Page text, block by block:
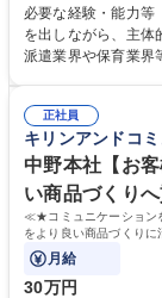
善をお任せ。 【教育制度】ご入社後、育成担当とペアになりながらOJTに
て業務を覚えてい
れているため、スム
募集職種 【大阪・
必要な経験・能力等
を出しながら、主体
派遣業界や保育業界
えて、お客様や社員
待され。組織を支え
社員から頼られる存
務の持ち帰りも禁止
歴・資格 学歴：大
正社員
キリンアンドコ
中野本社【お
い商品づくり
≪★コミュニケーション
をより良い商品づくりに
月給
30万円